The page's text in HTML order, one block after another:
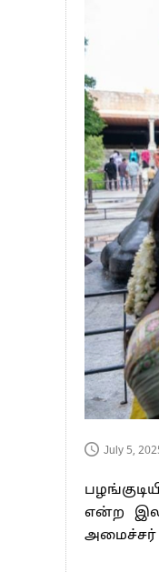
July 5,
என்ற
அமைச்சர்